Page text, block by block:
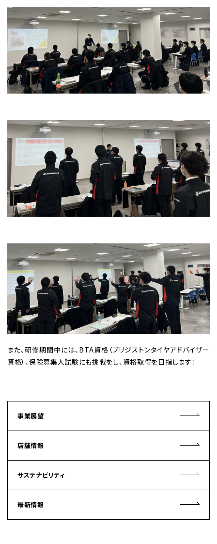
また、研修期間中には、BTA資格（ブリジストンタイヤアドバイザー
資格）、保険募集人試験にも挑戦をし、資格取得を目指します！
事業展望
店舗情報
サステナビリティ
最新情報